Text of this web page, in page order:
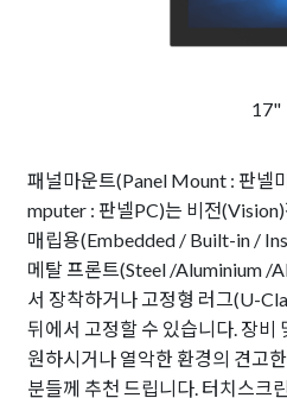
17"
패널마운트(Panel Mount : 판넬
mputer : 판넬PC)는 비전
매립용(Embedded / Built-in /
메탈 프론트(Steel /Aluminium /
서 장착하거나 고정형 러그(U-
뒤에서 고정할 수 있습니다. 장비
원하시거나 열악한 환경의 견고
분들께 추천 드립니다. 터치스크